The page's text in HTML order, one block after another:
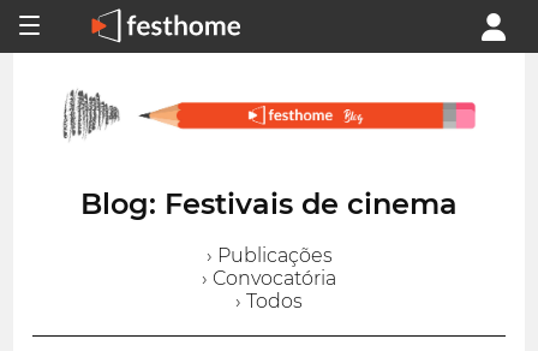
Blog: Festivais de cinema
› Publicações
› Convocatória
› Todos